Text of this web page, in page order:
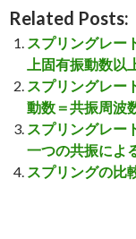
Related Posts:
スプリングレ
上固有振動数以
スプリングレー
動数＝共振周波
スプリングレ
一つの共振によ
スプリングの比